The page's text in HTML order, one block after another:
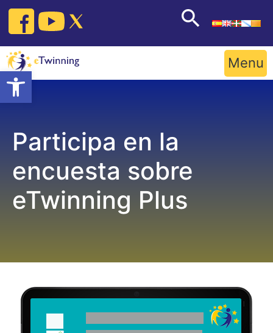
Open toolbar
Skip
content
Menu
Participa en la
encuesta sobre
eTwinning Plus